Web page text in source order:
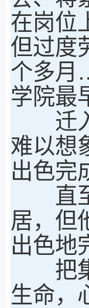
在岗位
但过度
个多月
学院最
迁入
难以想
出色完
直至
居，但
出色地
把集
生命，